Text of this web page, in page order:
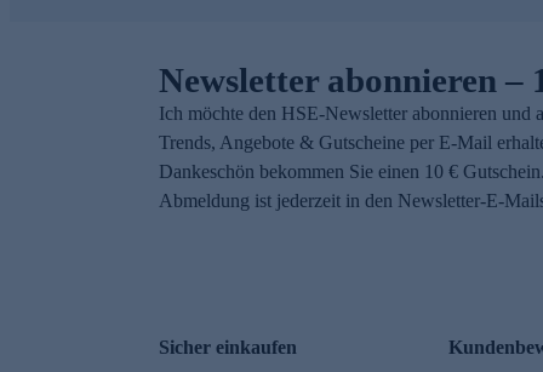
Newsletter abonnieren –
Ich möchte den HSE-Newsletter abonnieren und
Trends, Angebote & Gutscheine per E-Mail
Dankeschön bekommen Sie einen 10 €
Abmeldung ist jederzeit in den Newsletter-E-
Sicher einkaufen